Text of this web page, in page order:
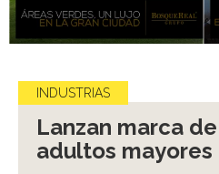
INDUSTRIAS
Lanzan marca
adultos mayores